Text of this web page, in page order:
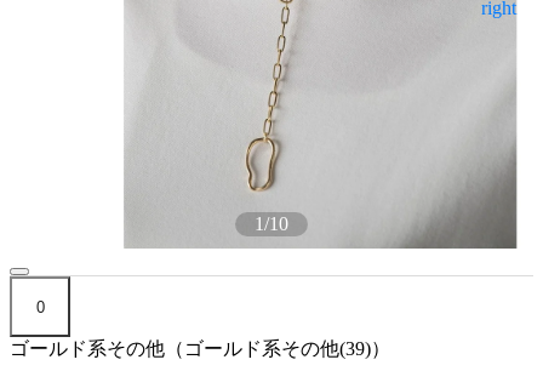
1/10
0
ゴールド系その他（ゴールド系その他(39)）